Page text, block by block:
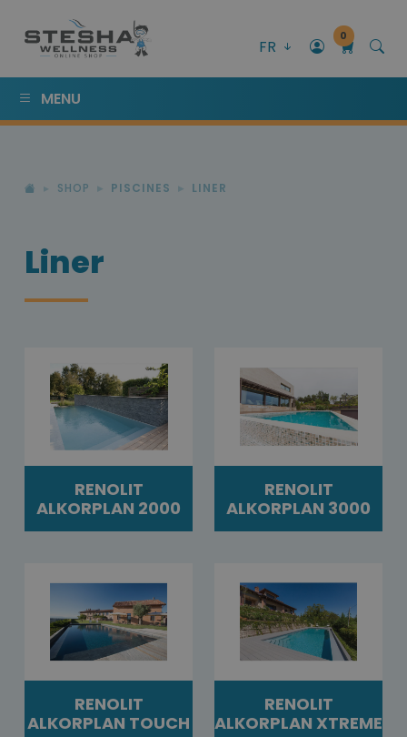
FR
0
MENU
SHOP PISCINES LINER
Liner
RENOLIT
ALKORPLAN 2000
RENOLIT
ALKORPLAN 3000
RENOLIT
ALKORPLAN TOUCH
RENOLIT
ALKORPLAN XTREME